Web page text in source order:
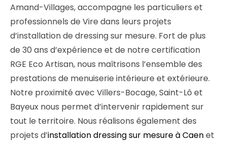
Amand-Villages, accompagne les particuliers et
professionnels de Vire dans leurs projets
d’installation de dressing sur mesure. Fort de plus
de 30 ans d’expérience et de notre certification
RGE Eco Artisan, nous maîtrisons l’ensemble des
prestations de menuiserie intérieure et extérieure.
Notre proximité avec Villers-Bocage, Saint-Lô et
Bayeux nous permet d’intervenir rapidement sur
tout le territoire. Nous réalisons également des
projets d’installation dressing sur mesure à Caenet